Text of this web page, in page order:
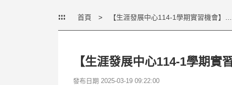
::: 首頁
【生涯發展中心114-1學期
發布日期 2025-03-19 09:22:00